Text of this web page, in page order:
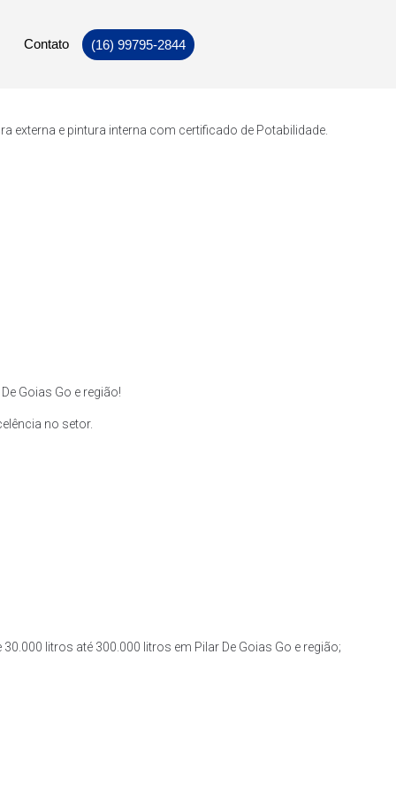
Contato (16) 99795-2844
e pintura interna com certificado de Potabilidade.
Goias Go e região!
no setor.
litros até 300.000 litros em Pilar De Goias Go e região;